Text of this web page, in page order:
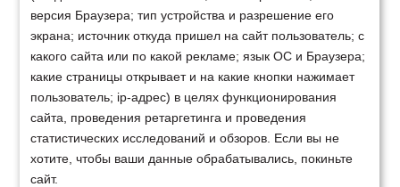
версия Браузера; тип устройства и разрешение его
экрана; источник откуда пришел на сайт пользователь; с
какого сайта или по какой рекламе; язык ОС и Браузера;
какие страницы открывает и на какие кнопки нажимает
пользователь; ip-адрес) в целях функционирования
сайта, проведения ретаргетинга и проведения
статистических исследований и обзоров. Если вы не
хотите, чтобы ваши данные обрабатывались, покиньте
сайт.